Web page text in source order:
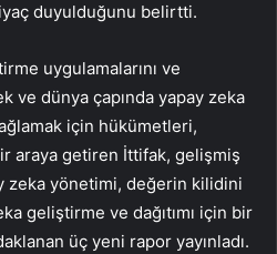
duyulduğunu belirtti.
uygulamalarını ve
ve dünya çapında yapay zeka
için hükümetleri,
araya getiren İttifak, gelişmiş
zeka yönetimi, değerin kilidini
geliştirme ve dağıtımı için bir
üç yeni rapor yayınladı.